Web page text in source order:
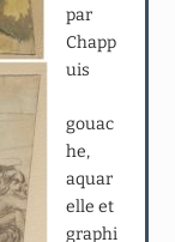
par
Chapp
uis
gouac
he,
aquar
elle et
graphi